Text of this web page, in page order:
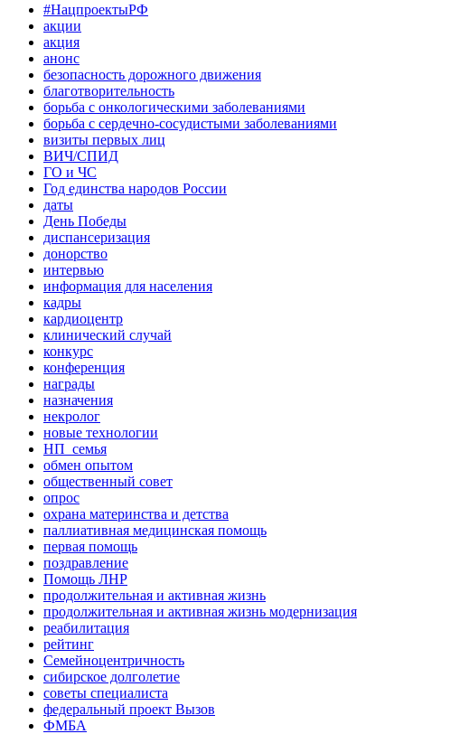
#НацпроектыРФ
акции
акция
анонс
безопасность дорожного движения
благотворительность
борьба с онкологическими заболеваниями
борьба с сердечно-сосудистыми заболеваниями
визиты первых лиц
ВИЧ/СПИД
ГО и ЧС
Год единства народов России
даты
День Победы
диспансеризация
донорство
интервью
информация для населения
кадры
кардиоцентр
клинический случай
конкурс
конференция
награды
назначения
некролог
новые технологии
НП_семья
обмен опытом
общественный совет
опрос
охрана материнства и детства
паллиативная медицинская помощь
первая помощь
поздравление
Помощь ЛНР
продолжительная и активная жизнь
продолжительная и активная жизнь модернизация
реабилитация
рейтинг
Семейноцентричность
сибирское долголетие
советы специалиста
федеральный проект Вызов
ФМБА